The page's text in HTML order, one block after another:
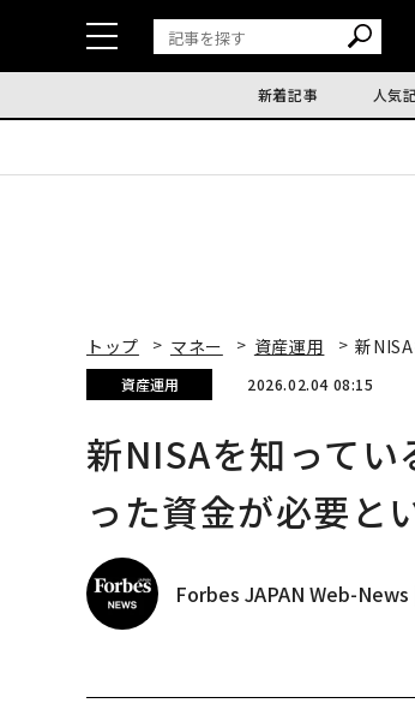
新着記事 人気
トップ マネー 資産運用 新
資産運用 2026.02.04 08:15
新NISAを知って
った資金が必要と
Forbes JAPAN Web-